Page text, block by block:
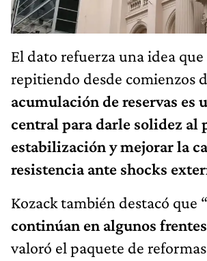
El dato refuerza una idea
repitiendo desde comienzos
acumulación de reservas es
central para darle solidez al
estabilización y mejorar la
resistencia ante shocks
Kozack también destacó que “
continúan en algunos
valoró el paquete de